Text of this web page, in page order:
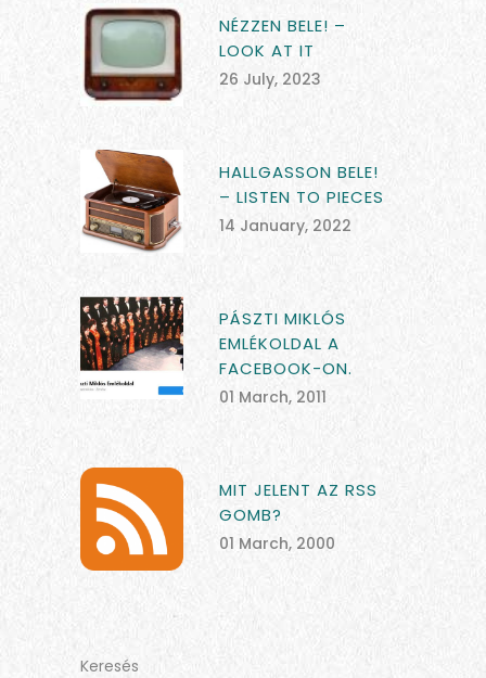
NÉZZEN BELE! –
LOOK AT IT
26 July, 2023
HALLGASSON BELE!
– LISTEN TO PIECES
14 January, 2022
PÁSZTI MIKLÓS
EMLÉKOLDAL A
FACEBOOK-ON.
01 March, 2011
MIT JELENT AZ RSS
GOMB?
01 March, 2000
Keresés